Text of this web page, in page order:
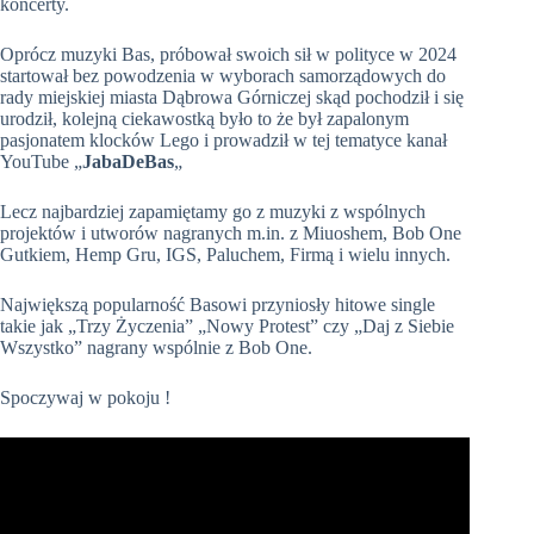
koncerty.
Oprócz muzyki Bas, próbował swoich sił w polityce w 2024
startował bez powodzenia w wyborach samorządowych do
rady miejskiej miasta Dąbrowa Górniczej skąd pochodził i się
urodził, kolejną ciekawostką było to że był zapalonym
pasjonatem klocków Lego i prowadził w tej tematyce kanał
YouTube „JabaDeBas„
Lecz najbardziej zapamiętamy go z muzyki z wspólnych
projektów i utworów nagranych m.in. z Miuoshem, Bob One
Gutkiem, Hemp Gru, IGS, Paluchem, Firmą i wielu innych.
Największą popularność Basowi przyniosły hitowe single
takie jak „Trzy Życzenia” „Nowy Protest” czy „Daj z Siebie
Wszystko” nagrany wspólnie z Bob One.
Spoczywaj w pokoju !